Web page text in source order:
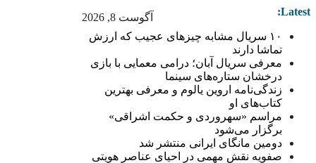
آگوست 8, 2026 Latest:
۱۰ سریال مشابه چیزهای عجیب که ارزش
تماشا دارند
معرفی سریال آبان؛ درامی معمایی با بازی
درخشان ستاره‌های سینما
زندگی‌نامه اروین یالوم و معرفی بهترین
کتاب‌های او
مراسم «سهروردی و حکمت اشراقی»
برگزار می‌شود
دومین مانگای ایرانی منتشر شد
صفویه نقش مهمی در احیای عناصر هویتی